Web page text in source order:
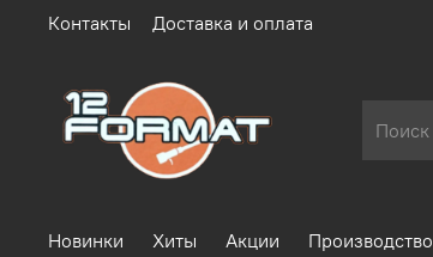
Контакты Доставка и оплата
Новинки Хиты Акции Производство